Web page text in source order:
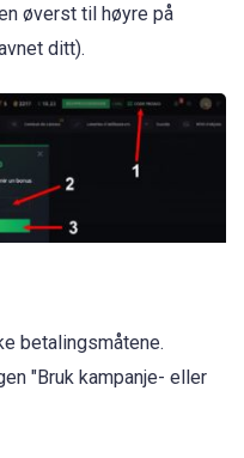
øverst til høyre på
ditt).
betalingsmåtene.
"Bruk kampanje- eller